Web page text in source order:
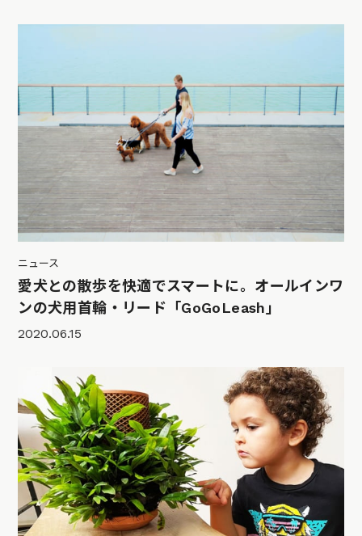
ニュース
愛犬との散歩を快適でスマートに。オールインワ
ンの犬用首輪・リード「GoGoLeash」
2020.06.15